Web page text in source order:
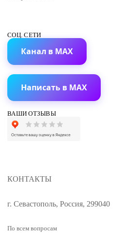
СОЦ. СЕТИ
Канал в MAX
Написать в MAX
ВАШИ ОТЗЫВЫ
КОНТАКТЫ
г. Севастополь, Россия, 299040
По всем вопросам